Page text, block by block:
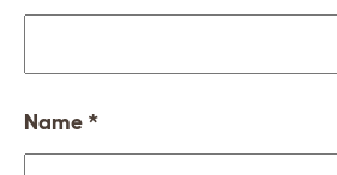
Name *